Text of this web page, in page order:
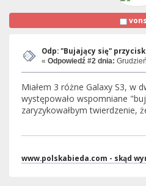
Odp: "Bujający się"
« Odpowiedź #2 dnia:
Miałem 3 różne Galaxy S3, w
występowało wspomniane
zaryzykowałbym twierdzenie,
www.polskabieda.com - skąd